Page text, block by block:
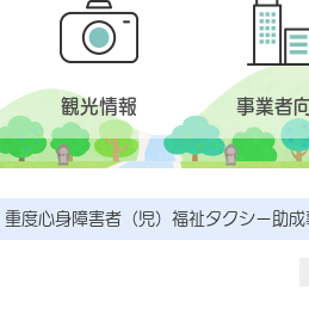
観光情報 事業者
重度心身障害者（児）福祉タクシー助成